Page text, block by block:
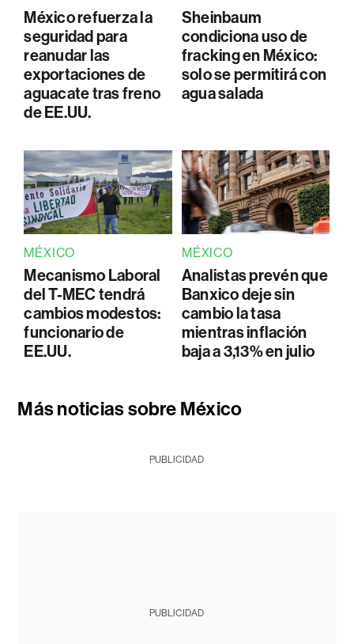
México refuerza la
seguridad para
reanudar las
exportaciones de
aguacate tras freno
de EE.UU.
Sheinbaum
condiciona uso de
fracking en México:
solo se permitirá con
agua salada
MÉXICO
Mecanismo Laboral
del T-MEC tendrá
cambios modestos:
funcionario de
EE.UU.
MÉXICO
Analistas prevén que
Banxico deje sin
cambio la tasa
mientras inflación
baja a 3,13% en julio
Más noticias sobre México
PUBLICIDAD
PUBLICIDAD